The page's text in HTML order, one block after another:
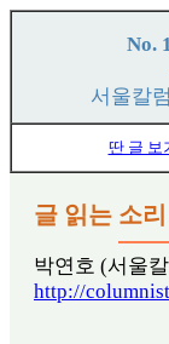
No.
서울칼
딴 글 보
글 읽는 소
박연호 (서울
http://